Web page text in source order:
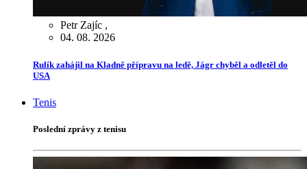
Petr Zajíc ,
04. 08. 2026
Rulík zahájil na Kladně přípravu na ledě, Jágr chyběl a odletěl do
USA
Tenis
Poslední zprávy z tenisu